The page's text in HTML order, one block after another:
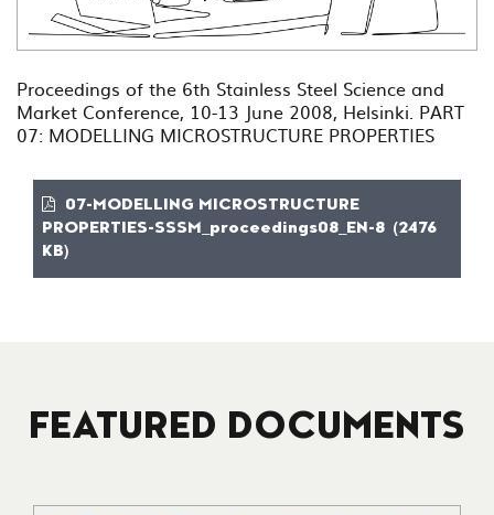
Proceedings of the 6th Stainless Steel Science and
Market Conference, 10-13 June 2008, Helsinki. PART
07: MODELLING MICROSTRUCTURE PROPERTIES
07-MODELLING MICROSTRUCTURE
PROPERTIES-SSSM_proceedings08_EN-8 (2476
KB)
FEATURED DOCUMENTS